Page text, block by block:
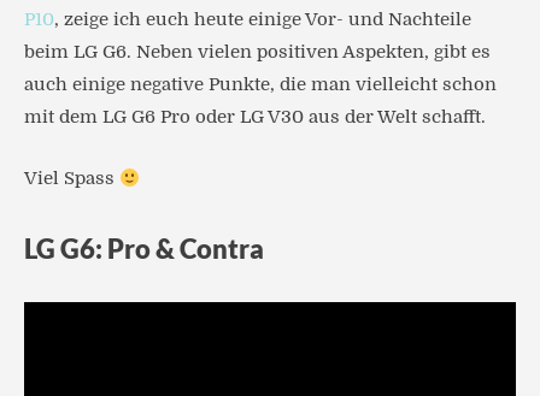
P10, zeige ich euch heute einige Vor- und Nachteile
beim LG G6. Neben vielen positiven Aspekten, gibt es
auch einige negative Punkte, die man vielleicht schon
mit dem LG G6 Pro oder LG V30 aus der Welt schafft.
Viel Spass
LG G6: Pro & Contra